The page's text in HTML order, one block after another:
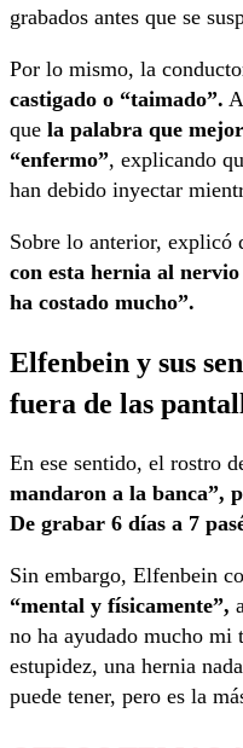
grabados antes que se
Por lo mismo, la
castigado o “taimado”.
que la palabra que
“enfermo”, explicando
han debido inyectar
Sobre lo anterior, explicó
con esta hernia al
ha costado mucho”.
Elfenbein y sus
fuera de las
En ese sentido, el rostro
mandaron a la banca”,
De grabar 6 días a 7
Sin embargo, Elfenbein
“mental y físicamente”,
no ha ayudado mucho mi
estupidez, una hernia
puede tener, pero es la